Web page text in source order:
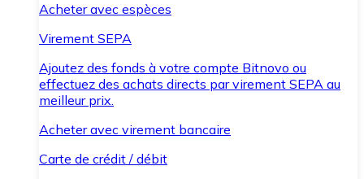
Acheter avec espèces
Virement SEPA
Ajoutez des fonds à votre compte Bitnovo ou
effectuez des achats directs par virement SEPA au
meilleur prix.
Acheter avec virement bancaire
Carte de crédit / débit